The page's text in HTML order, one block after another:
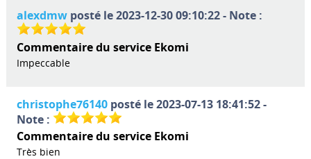
alexdmwposté le 2023-12-30 09:10:22 - Note :
Commentaire du service Ekomi
Impeccable
christophe76140posté le 2023-07-13 18:41:52 -
Note :
Commentaire du service Ekomi
Très bien